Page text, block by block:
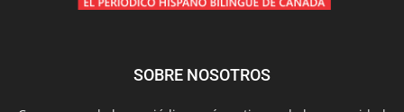
SOBRE NOSOTROS